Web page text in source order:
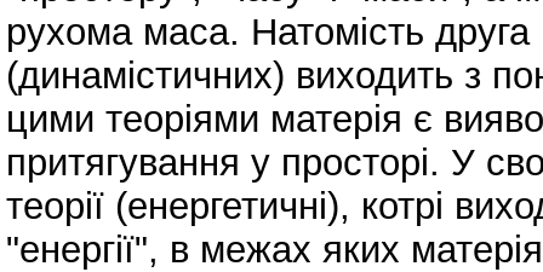
рухома маса. Натомість
(динамістичних) виходить з
цими теоріями матерія є
притягування у просторі. У
теорії (енергетичні), котрі
"енергії", в межах яких